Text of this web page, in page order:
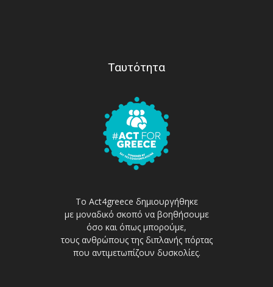
Ταυτότητα
Το Act4greece δημιουργήθηκε
με μοναδικό σκοπό να βοηθήσουμε
όσο και όπως μπορούμε,
τους ανθρώπους της διπλανής πόρτας
που αντιμετωπίζουν δυσκολίες.